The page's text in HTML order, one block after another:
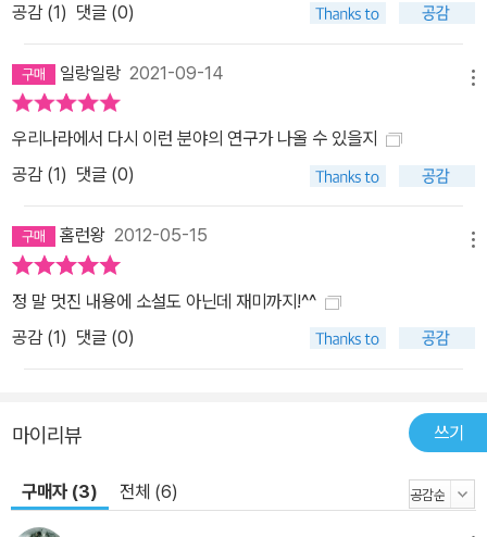
공감 (1) 댓글 (0)
일랑일랑 2021-09-14
우리나라에서 다시 이런 분야의 연구가 나올 수 있을지
공감 (1) 댓글 (0)
홈런왕 2012-05-15
정 말 멋진 내용에 소설도 아닌데 재미까지!^^
공감 (1) 댓글 (0)
마이리뷰 쓰기
구매자 (3) 전체 (6)